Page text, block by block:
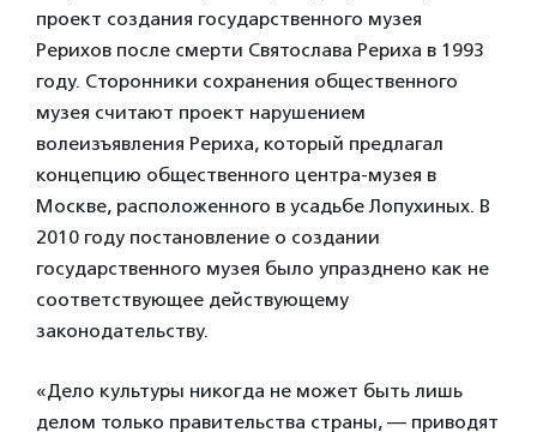
проект создания государственного музея
Рерихов после смерти Святослава Рериха в 1993
году. Сторонники сохранения общественного
музея считают проект нарушением
волеизъявления Рериха, который предлагал
концепцию общественного центра-музея в
Москве, расположенного в усадьбе Лопухиных. В
2010 году постановление о создании
государственного музея было упразднено как не
соответствующее действующему
законодательству.
«Дело культуры никогда не может быть лишь
делом только правительства страны, — приводят